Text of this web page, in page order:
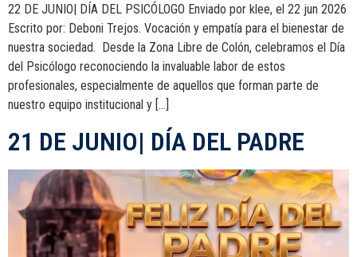
22 DE JUNIO| DÍA DEL PSICÓLOGO Enviado por klee, el 22 jun 2026
Escrito por: Deboni Trejos. Vocación y empatía para el bienestar de
nuestra sociedad. Desde la Zona Libre de Colón, celebramos el Día
del Psicólogo reconociendo la invaluable labor de estos
profesionales, especialmente de aquellos que forman parte de
nuestro equipo institucional y […]
21 DE JUNIO| DÍA DEL PADRE